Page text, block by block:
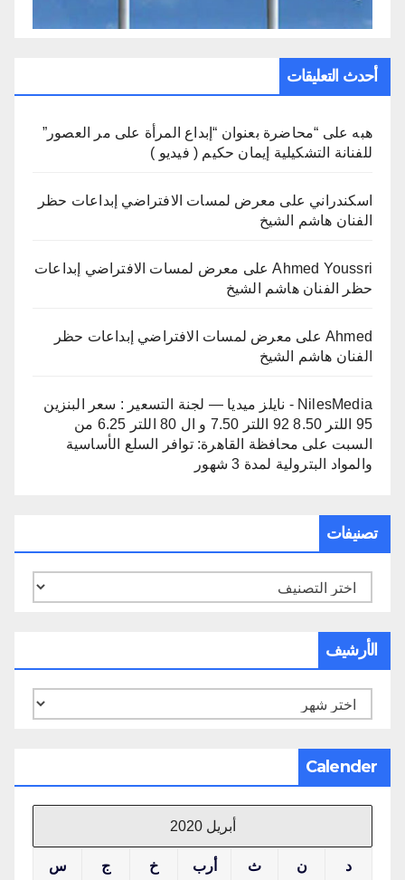
أحدث التعليقات
هبه على “محاضرة بعنوان “إبداع المرأة على مر العصور”
للفنانة التشكيلية إيمان حكيم ( فيديو )
اسكندراني على معرض لمسات الافتراضي إبداعات حظر
الفنان هاشم الشيخ
Ahmed Youssriعلى معرض لمسات الافتراضي إبداعات
حظر الفنان هاشم الشيخ
Ahmed على معرض لمسات الافتراضي إبداعات حظر
الفنان هاشم الشيخ
NilesMedia - نايلز ميديا — لجنة التسعير : سعر البنزين
95 اللتر 8.50 92 اللتر 7.50 و ال 80 اللتر 6.25 من
السبت على محافظة القاهرة: توافر السلع الأساسية
والمواد البترولية لمدة 3 شهور
تصنيفات
تصنيفات
الأرشيف
الأرشيف
Calender
أبريل 2020
د ن ث أرب خ ج س